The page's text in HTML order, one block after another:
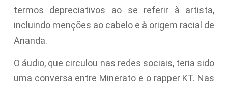
termos depreciativos ao se referir à artista,
incluindo menções ao cabelo e à origem racial de
Ananda.
O áudio, que circulou nas redes sociais, teria sido
uma conversa entre Minerato e o rapper KT. Nas